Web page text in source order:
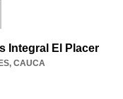
Integral El Placer
, CAUCA